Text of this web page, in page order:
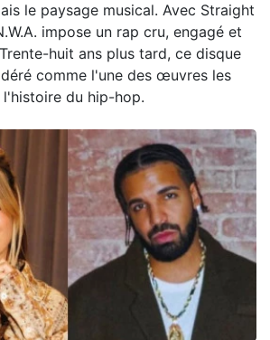
le paysage musical. Avec Straight
impose un rap cru, engagé et
huit ans plus tard, ce disque
comme l'une des œuvres les
du hip-hop.